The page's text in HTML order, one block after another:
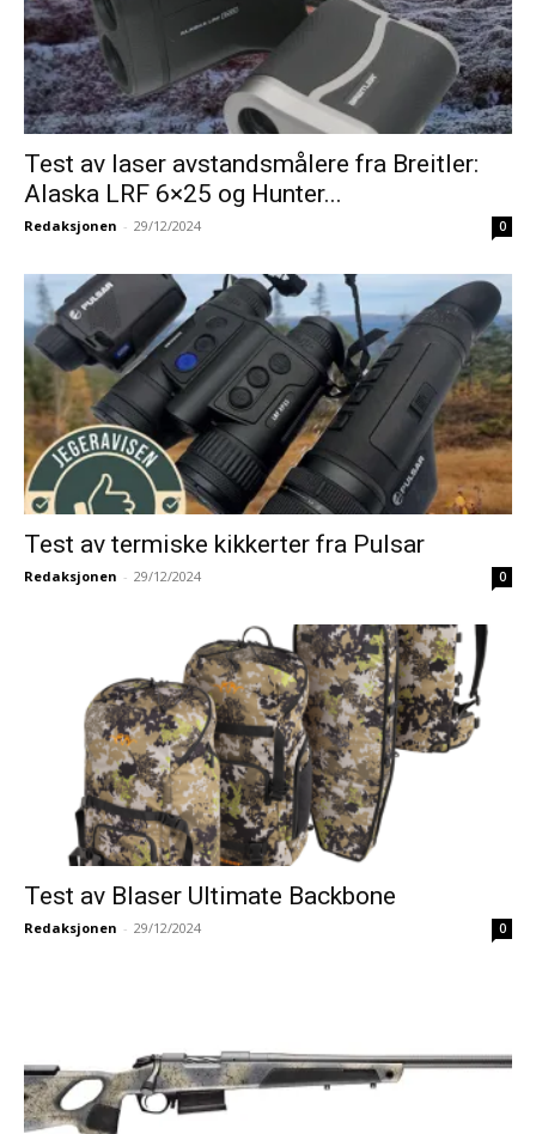
Test av laser avstandsmålere fra Breitler:
Alaska LRF 6×25 og Hunter...
Redaksjonen - 29/12/2024 0
Test av termiske kikkerter fra Pulsar
Redaksjonen - 29/12/2024 0
Test av Blaser Ultimate Backbone
Redaksjonen - 29/12/2024 0